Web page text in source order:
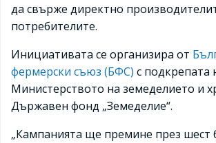
да свърже директно
потребителите.
Инициативата се организира от
фермерски съюз (БФС) с подкрепата
Министерството на земеделието и
Държавен фонд „Земеделие“.
„Кампанията ще премине през шест